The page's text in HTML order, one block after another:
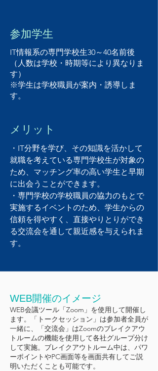
参加学生
IT情報系の専門学校生30～40名前後
（人数は学校・時期等により異なりま
す）
※学生は学校職員が案内・誘導しま
す。
メリット
・IT分野を学び、その知識を活かして
就職を考えている専門学校生が対象の
ため、マッチング率の高い学生と早期
に出会うことができます。
・専門学校の学校職員の協力のもとで
実施するイベントのため、学生からの
信頼を得やすく、直接やりとりができ
る交流会を通して親近感を与えられま
す。
WEB開催のイメージ
WEB会議ツール「Zoom」を使用して開催し
ます。「トークセッション」は参加者全員が
一緒に、「交流会」はZoomのブレイクアウ
トルームの機能を使用して各社グループ分け
して実施。ブレイクアウトルーム中は、パワ
ーポイントやPC画面等を画面共有してご説
明いただくことも可能です。